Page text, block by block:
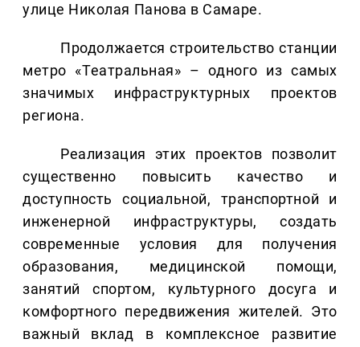
улице Николая Панова в Самаре.
Продолжается строительство станции
метро «Театральная» – одного из самых
значимых инфраструктурных проектов
региона.
Реализация этих проектов позволит
существенно повысить качество и
доступность социальной, транспортной и
инженерной инфраструктуры, создать
современные условия для получения
образования, медицинской помощи,
занятий спортом, культурного досуга и
комфортного передвижения жителей. Это
важный вклад в комплексное развитие